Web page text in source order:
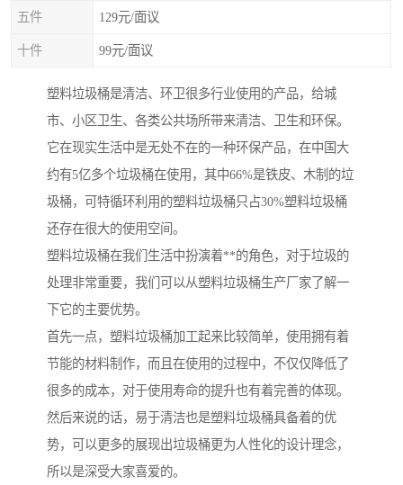
五件 129元/面议
十件 99元/面议
塑料垃圾桶是清洁、环卫很多行业使用的产品，给城
市、小区卫生、各类公共场所带来清洁、卫生和环保。
它在现实生活中是无处不在的一种环保产品，在中国大
约有5亿多个垃圾桶在使用，其中66%是铁皮、木制的垃
圾桶，可特循环利用的塑料垃圾桶只占30%塑料垃圾桶
还存在很大的使用空间。
塑料垃圾桶在我们生活中扮演着**的角色，对于垃圾的
处理非常重要，我们可以从塑料垃圾桶生产厂家了解一
下它的主要优势。
首先一点，塑料垃圾桶加工起来比较简单，使用拥有着
节能的材料制作，而且在使用的过程中，不仅仅降低了
很多的成本，对于使用寿命的提升也有着完善的体现。
然后来说的话，易于清洁也是塑料垃圾桶具备着的优
势，可以更多的展现出垃圾桶更为人性化的设计理念，
所以是深受大家喜爱的。